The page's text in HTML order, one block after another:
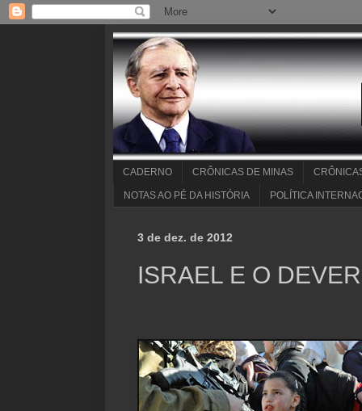
CADERNO CRÔNICAS DE MINAS
NOTAS AO PÉ DA HISTÓRIA POLÍTICA
3 de dez. de 2012
ISRAEL E O